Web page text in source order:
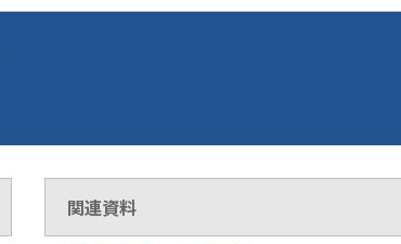
関連資料